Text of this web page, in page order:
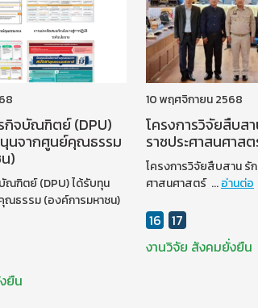
กิจบัณฑิตย์ (DPU)
นจากศูนย์คุณธรรม
)
ณฑิตย์ (DPU) ได้รับทุน
ธรรม (องค์การมหาชน)
ยืน
10 พฤศจิกายน 2568
โครงการวิจัยสืบส
ราชประศาสนศาส
โครงการวิจัยสืบสาน รั
ศาสนศาสตร์ ...อ่านต่อ
16 17
งานวิจัย สังคมยั่งยืน